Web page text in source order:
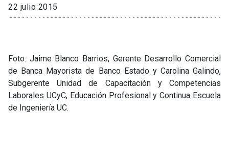
22 julio 2015
Foto: Jaime Blanco Barrios, Gerente Desarrollo Comercial
de Banca Mayorista de Banco Estado y Carolina Galindo,
Subgerente Unidad de Capacitación y Competencias
Laborales UCyC, Educación Profesional y Continua Escuela
de Ingeniería UC.